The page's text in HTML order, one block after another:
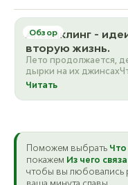
Обзор
Апсайклинг -
вторую жизнь.
Лето продолжается,
дырки на их
жизнь вещей…А
Читать
Поможем выбрать Что
покажем Из чего
чтобы вы любовались